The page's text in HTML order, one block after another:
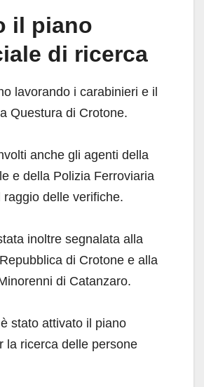
il piano
di ricerca
lavorando i carabinieri e il
Questura di Crotone.
anche gli agenti della
e della Polizia Ferroviaria
raggio delle verifiche.
inoltre segnalata alla
di Crotone e alla
di Catanzaro.
stato attivato il piano
la ricerca delle persone